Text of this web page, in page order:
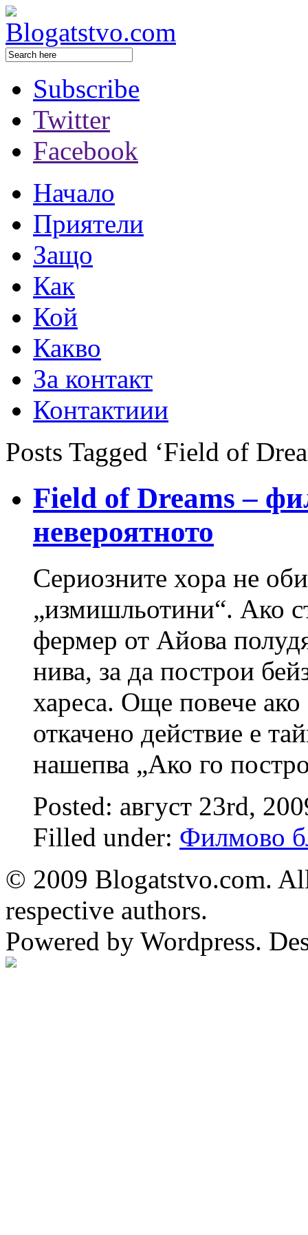
Subscribe
Twitter
Facebook
Начало
Приятели
Защо
Как
Кой
Какво
За контакт
Контактиии
Posts Tagged ‘Field of
Field of Dreams –
невероятното
Сериозните хора не
„измишльотини“. Ако
фермер от Айова
нива, за да построи
хареса. Още повече
откачено действие е
нашепва „Ако го
Posted: август 23rd,
Filled under: Филмово
© 2009 Blogatstvo.com.
respective authors.
Powered by Wordpress.